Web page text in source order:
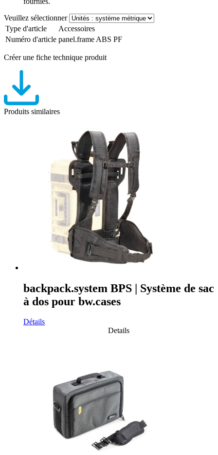
Veuillez sélectionner
Type d'article
Accessoires
Numéro d'article panel.frame ABS PF
Créer une fiche technique produit
Produits similaires
backpack.system BPS | Système de sac
à dos pour bw.cases
Détails
Details